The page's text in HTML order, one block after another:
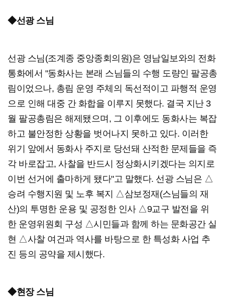
◆선광 스님
선광 스님(조계종 중앙종회의원)은 영남일보와의 전화
통화에서 "동화사는 본래 스님들의 수행 도량인 팔공총
림이었으나, 총림 운영 주체의 독선적이고 파행적 운영
으로 인해 대중 간 화합을 이루지 못했다. 결국 지난 3
월 팔공총림은 해제됐으며, 그 이후에도 동화사는 복잡
하고 불안정한 상황을 벗어나지 못하고 있다. 이러한
위기 앞에서 동화사 주지로 당선돼 산적한 문제들을 즉
각 바로잡고, 사찰을 반드시 정상화시키겠다는 의지로
이번 선거에 출마하게 됐다"고 말했다. 선광 스님은 △
승려 수행지원 및 노후 복지 △삼보정재(스님들의 재
산)의 투명한 운용 및 공정한 인사 △9교구 발전을 위
한 운영위원회 구성 △시민들과 함께 하는 문화공간 실
현 △사찰 여건과 역사를 바탕으로 한 특성화 사업 추
진 등의 공약을 제시했다.
◆현장 스님